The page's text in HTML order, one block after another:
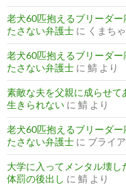
老犬60匹抱えるブリーダ
たさない弁護士 に くまち
老犬60匹抱えるブリーダ
たさない弁護士 に 鯖 より
素敵な夫を父親に成らせ
生きられない に 鯖 より
老犬60匹抱えるブリーダ
たさない弁護士 に ブライ
大学に入ってメンタル壊
体罰の後出し に 鯖 より